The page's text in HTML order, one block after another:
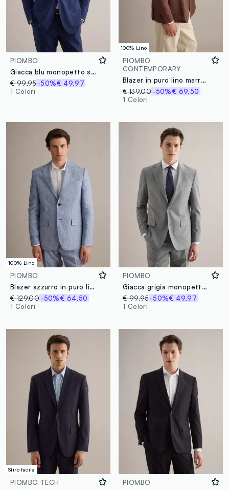
PIOMBO
Giacca blu monopetto slim fit
€ 99,95-50%€ 49,97
1 Colori
100% Lino
PIOMBO
CONTEMPORARY
Blazer in puro lino marrone regular fit
€ 139,00-50%€ 69,50
1 Colori
100% Lino
PIOMBO
Blazer azzurro in puro lino slim fit
€ 129,00-50%€ 64,50
1 Colori
PIOMBO
Giacca grigia monopetto slim fit
€ 99,95 -50%€ 49,97
1 Colori
Stiro facile
PIOMBO TECH
PIOMBO